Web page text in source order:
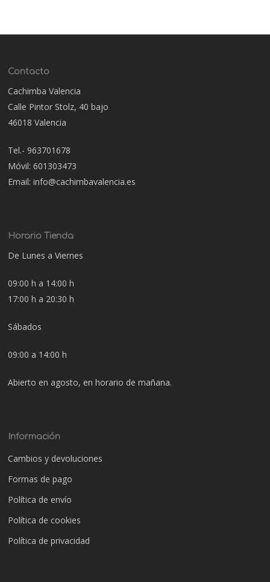
Contacto
Cachimba Valencia
Calle Pintor Stolz, 40 bajo
46018 Valencia
Tel.- 963701678
Móvil: 601303473
Email: info@cachimbavalencia.es
Horario Tienda
De Lunes a Viernes
09:00 h a 14:00 h
17:00 h a 20:30 h
Sábados
09:00 a 14:00 h
Abierto en agosto, en horario de mañana.
Información
Cambios y devoluciones
Formas de pago
Política de envío
Política de cookies
Política de privacidad